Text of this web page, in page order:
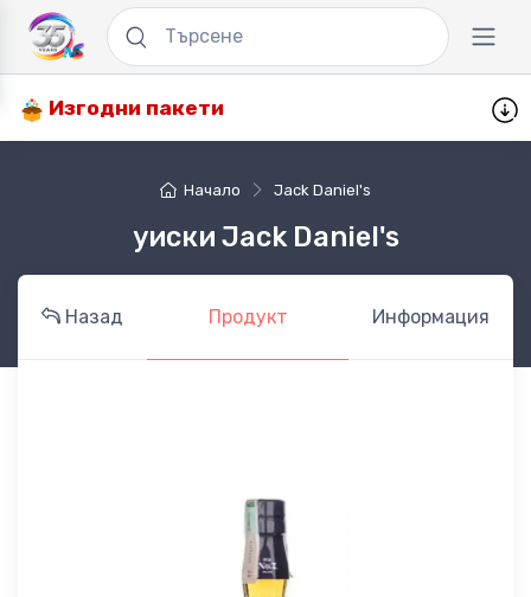
Изгодни пакети
Начало Jack Daniel's
уиски Jack Daniel's
Назад Продукт Информация